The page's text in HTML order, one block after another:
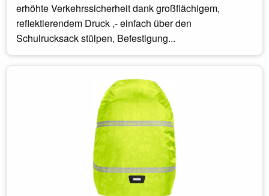
erhöhte Verkehrssicherheit dank großflächigem,
reflektierendem Druck ,- einfach über den
Schulrucksack stülpen, Befestigung...